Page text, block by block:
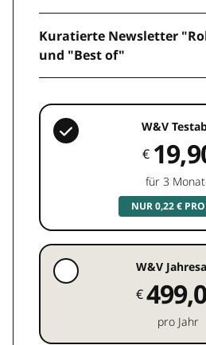
Kuratierte Newsletter
und "Best of"
W&V
€
für 3
NUR 0,22 € PRO
W&V
€
pro Jahr